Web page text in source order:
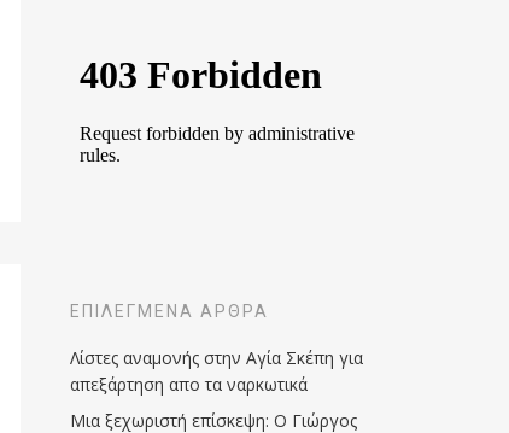
ΕΠΙΛΕΓΜΈΝΑ ΆΡΘΡΑ
Λίστες αναμονής στην Αγία Σκέπη για
απεξάρτηση απο τα ναρκωτικά
Μια ξεχωριστή επίσκεψη: Ο Γιώργος